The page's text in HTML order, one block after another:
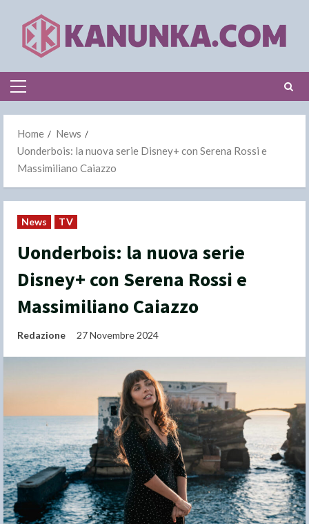
content
Primary
Home
News
Uonderbois: la nuova serie Disney+ con Serena Rossi e
Massimiliano Caiazzo
News TV
Uonderbois: la nuova serie
Disney+ con Serena Rossi e
Massimiliano Caiazzo
Redazione 27 Novembre 2024